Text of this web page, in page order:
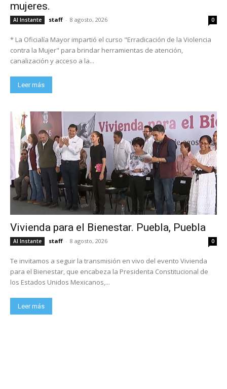
mujeres.
Al Instante staff - 8 agosto, 2026 0
* La Oficialía Mayor impartió el curso "Erradicación de la Violencia
contra la Mujer" para brindar herramientas de atención,
canalización y acceso a la...
Leer más
Vivienda para el Bienestar. Puebla, Puebla
Al Instante staff - 8 agosto, 2026 0
Te invitamos a seguir la transmisión en vivo del evento Vivienda
para el Bienestar, que encabeza la Presidenta Constitucional de
los Estados Unidos Mexicanos,...
Leer más